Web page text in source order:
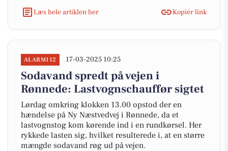
Læs hele artiklen her
Kopiér link
ALARM112 17-03-2025 10:25
Sodavand spredt på vejen i
Rønnede: Lastvognschauffør sigtet
Lørdag omkring klokken 13.00 opstod der en
hændelse på Ny Næstvedvej i Rønnede, da et
lastvognstog kom kørende ind i en rundkørsel. Her
rykkede lasten sig, hvilket resulterede i, at en større
mængde sodavand røg ud på vejen.